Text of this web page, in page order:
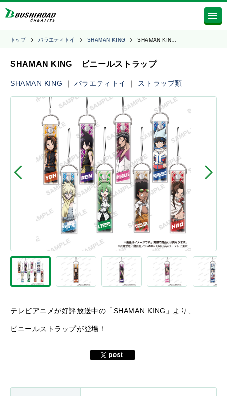
トップ バラエティトイ SHAMAN KING SHAMAN KIN…
SHAMAN KING ビニールストラップ
SHAMAN KING ｜ バラエティトイ ｜ ストラップ類
テレビアニメが好評放送中の「SHAMAN KING」より、
ビニールストラップが登場！